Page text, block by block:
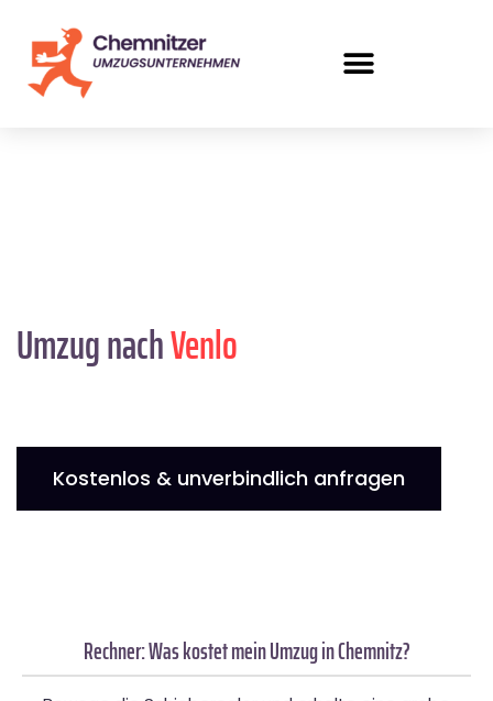
Umzug nachVenlo
Kostenlos & unverbindlich anfragen
Rechner: Was kostet mein Umzug in Chemnitz?